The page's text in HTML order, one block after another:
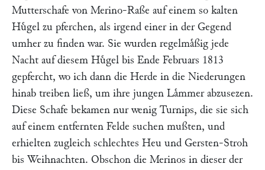
Mutterschafe von Merino-Raße auf einem so kalten
Huͤgel zu pferchen, als irgend einer in der Gegend
umher zu finden war. Sie wurden regelmaͤßig jede
Nacht auf diesem Huͤgel bis Ende Februars 1813
gepfercht, wo ich dann die Herde in die Niederungen
hinab treiben ließ, um ihre jungen Laͤmmer abzusezen.
Diese Schafe bekamen nur wenig Turnips, die sie sich
auf einem entfernten Felde suchen mußten, und
erhielten zugleich schlechtes Heu und Gersten-Stroh
bis Weihnachten. Obschon die Merinos in dieser der